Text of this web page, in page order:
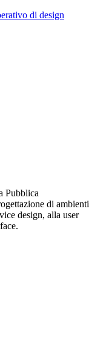
di design
Pubblica
di ambienti
design, alla user